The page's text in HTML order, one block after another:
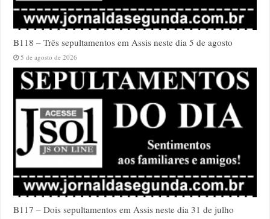
B118 – Três sepultamentos em Assis neste dia 5 de agosto
5 de agosto de 2026
B117 – Dois sepultamentos em Assis neste dia 31 de julho